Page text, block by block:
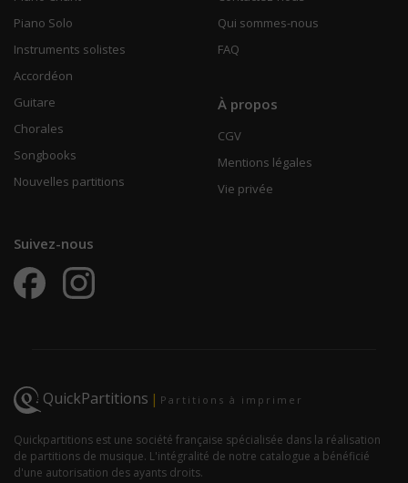
Piano Solo
Instruments solistes
Accordéon
Guitare
Chorales
Songbooks
Nouvelles partitions
Qui sommes-nous
FAQ
À propos
CGV
Mentions légales
Vie privée
Suivez-nous
QuickPartitions | Partitions à imprimer
Quickpartitions est une société française spécialisée dans la réalisation
de partitions de musique. L'intégralité de notre catalogue a bénéficié
d'une autorisation des ayants droits.